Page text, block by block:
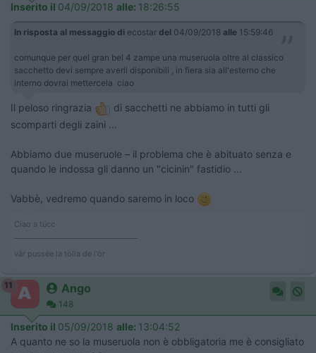
Inserito il 04/09/2018 alle: 18:26:55
In risposta al messaggio di ecostar del 04/09/2018 alle 15:59:46
comunque per quel gran bel 4 zampe una museruola oltre al classico
sacchetto devi sempre averli disponibili , in fiera sia all'esterno che
interno dovrai mettercela ciao
Il peloso ringrazia
di sacchetti ne abbiamo in tutti gli
scomparti degli zaini ...
Abbiamo due museruole – il problema che è abituato senza e
quando le indossa gli danno un "cicinin" fastidio ...
Vabbè, vedremo quando saremo in loco
Ciao a tücc
vâr pussée la tòlla de l'òr
11 Ango
148
Inserito il 05/09/2018 alle: 13:04:52
A quanto ne so la museruola non è obbligatoria me è consigliato